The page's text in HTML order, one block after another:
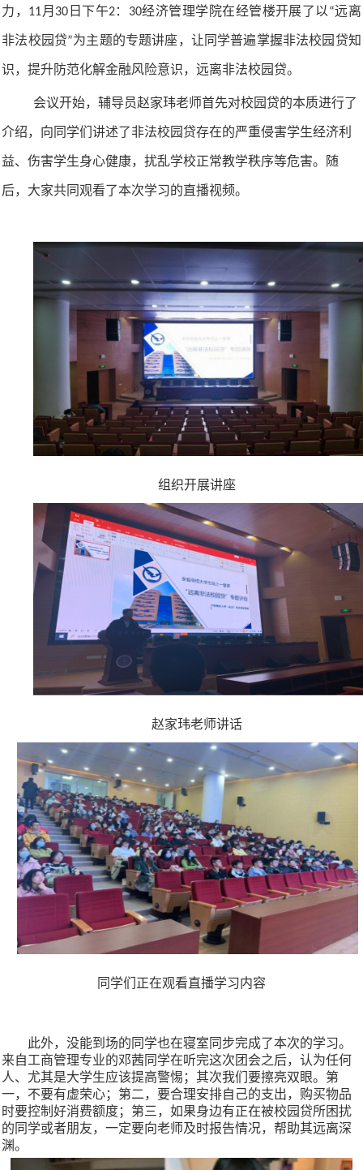
力， 11月 30 日下午2： 30经济管理学院在经管楼开展了以“远离
非法校园贷”为主题的专题讲座，让同学普遍掌握非法校园贷知
识，提升防范化解金融风险意识，远离非法校园贷。
会议开始，辅导员赵家玮老师首先对校园贷的本质进行了
介绍，向同学们讲述了非法校园贷存在的严重侵害学生经济利
益、伤害学生身心健康，扰乱学校正常教学秩序等危害。随
后，大家共同观看了本次学习的直播视频。
组织开展讲座
赵家玮老师讲话
同学们正在观看直播学习内容
此外，没能到场的同学也在寝室同步完成了本次的学习。
来自工商管理专业的邓茜同学在听完这次团会之后，认为任何
人、尤其是大学生应该提高警惕；其次我们要擦亮双眼。第
一，不要有虚荣心；第二，要合理安排自己的支出，购买物品
时要控制好消费额度；第三，如果身边有正在被校园贷所困扰
的同学或者朋友，一定要向老师及时报告情况，帮助其远离深
渊。